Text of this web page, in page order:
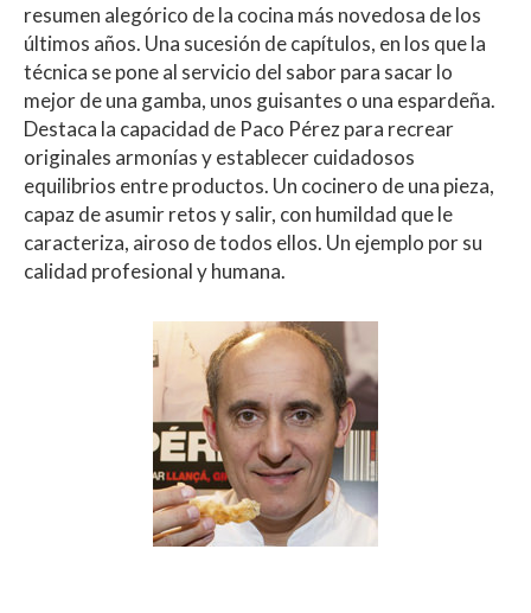
resumen alegórico de la cocina más novedosa de los
últimos años. Una sucesión de capítulos, en los que la
técnica se pone al servicio del sabor para sacar lo
mejor de una gamba, unos guisantes o una espardeña.
Destaca la capacidad de Paco Pérez para recrear
originales armonías y establecer cuidadosos
equilibrios entre productos. Un cocinero de una pieza,
capaz de asumir retos y salir, con humildad que le
caracteriza, airoso de todos ellos. Un ejemplo por su
calidad profesional y humana.